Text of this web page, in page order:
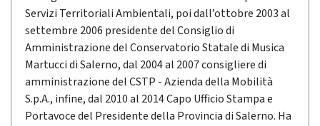
Servizi Territoriali Ambientali, poi dall’ottobre 2003 al
settembre 2006 presidente del Consiglio di
Amministrazione del Conservatorio Statale di Musica
Martucci di Salerno, dal 2004 al 2007 consigliere di
amministrazione del CSTP - Azienda della Mobilità
S.p.A., infine, dal 2010 al 2014 Capo Ufficio Stampa e
Portavoce del Presidente della Provincia di Salerno. Ha